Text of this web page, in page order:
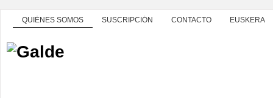
QUIÉNES SOMOS SUSCRIPCIÓN CONTACTO EUSKERA